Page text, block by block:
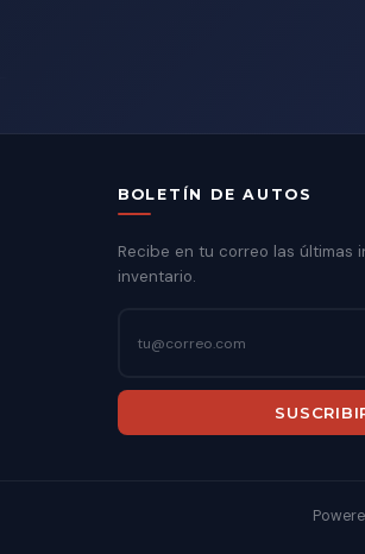
BOLETÍN DE AUTOS
Recibe en tu correo las últimas
inventario.